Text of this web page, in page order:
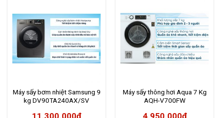
Máy sấy bơm nhiệt Samsung 9
kg DV90TA240AX/SV
11.300.000₫
Máy sấy thông hơi Aqua 7 Kg
AQH-V700FW
4.950.000₫